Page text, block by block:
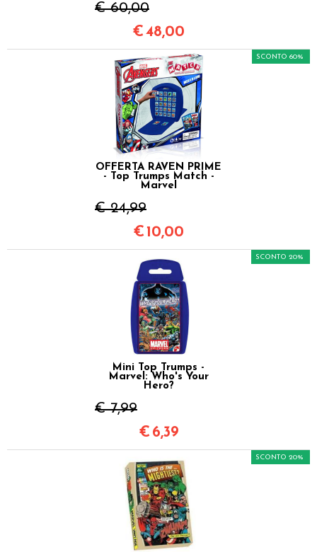
€ 60,00
€48,00
OFFERTA RAVEN PRIME
- Top Trumps Match -
Marvel
€ 24,99
SCONTO 60%
€ 10,00
Mini Top Trumps -
Marvel: Who's Your
Hero?
€ 7,99
SCONTO 20%
€ 6,39
SCONTO 20%